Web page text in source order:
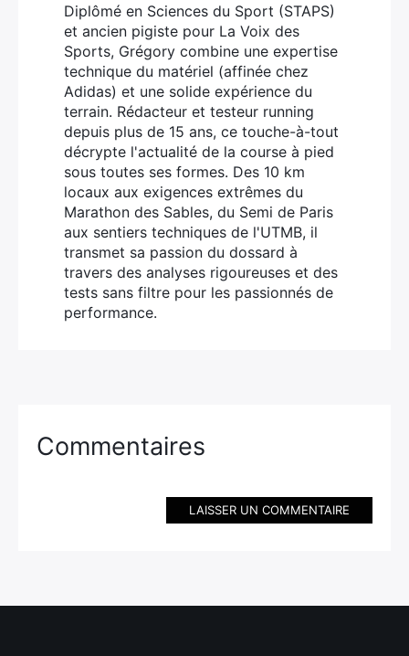
Diplômé en Sciences du Sport (STAPS)
et ancien pigiste pour La Voix des
Sports, Grégory combine une expertise
technique du matériel (affinée chez
Adidas) et une solide expérience du
terrain. Rédacteur et testeur running
depuis plus de 15 ans, ce touche-à-tout
décrypte l'actualité de la course à pied
sous toutes ses formes. Des 10 km
locaux aux exigences extrêmes du
Marathon des Sables, du Semi de Paris
aux sentiers techniques de l'UTMB, il
transmet sa passion du dossard à
travers des analyses rigoureuses et des
tests sans filtre pour les passionnés de
performance.
Commentaires
LAISSER UN COMMENTAIRE